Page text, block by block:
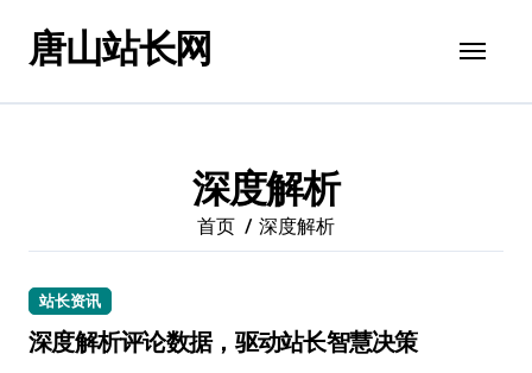
唐山站长网
深度解析
首页 深度解析
站长资讯
深度解析评论数据，驱动站长智慧决策